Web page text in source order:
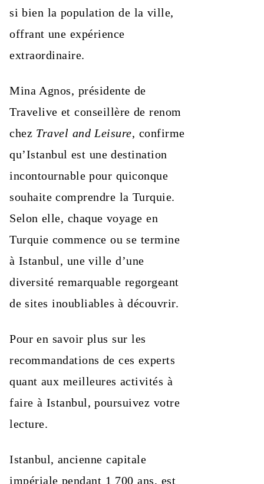
si bien la population de la ville,
offrant une expérience
extraordinaire.
Mina Agnos, présidente de
Travelive et conseillère de renom
chez Travel and Leisure, confirme
qu’Istanbul est une destination
incontournable pour quiconque
souhaite comprendre la Turquie.
Selon elle, chaque voyage en
Turquie commence ou se termine
à Istanbul, une ville d’une
diversité remarquable regorgeant
de sites inoubliables à découvrir.
Pour en savoir plus sur les
recommandations de ces experts
quant aux meilleures activités à
faire à Istanbul, poursuivez votre
lecture.
Istanbul, ancienne capitale
impériale pendant 1 700 ans, est